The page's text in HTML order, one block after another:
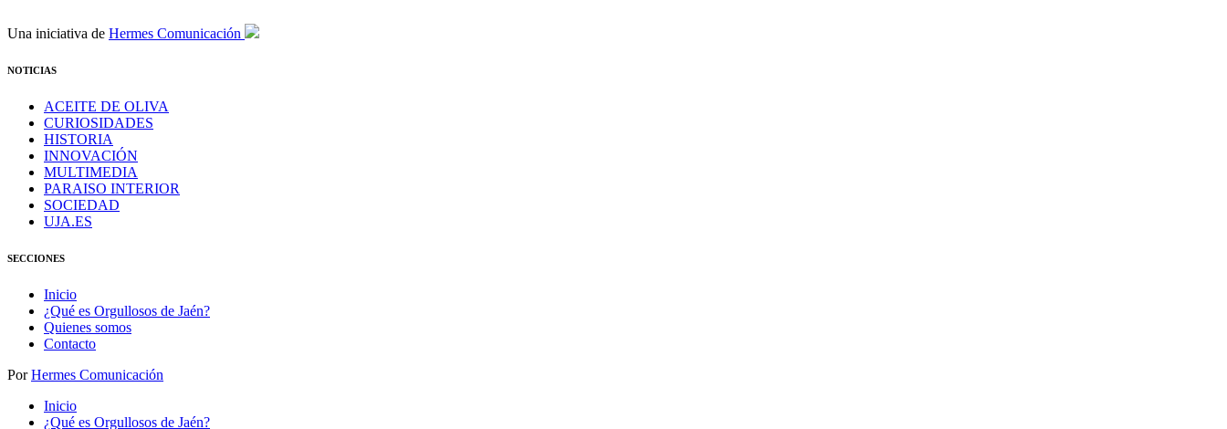
Una iniciativa de Hermes Comunicación
NOTICIAS
ACEITE DE OLIVA
CURIOSIDADES
HISTORIA
INNOVACIÓN
MULTIMEDIA
PARAISO INTERIOR
SOCIEDAD
UJA.ES
SECCIONES
Inicio
¿Qué es Orgullosos de Jaén?
Quienes somos
Contacto
PorHermes Comunicación
Inicio
¿Qué es Orgullosos de Jaén?